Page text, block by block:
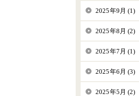
2025年9月 (1)
2025年8月 (2)
2025年7月 (1)
2025年6月 (3)
2025年5月 (2)